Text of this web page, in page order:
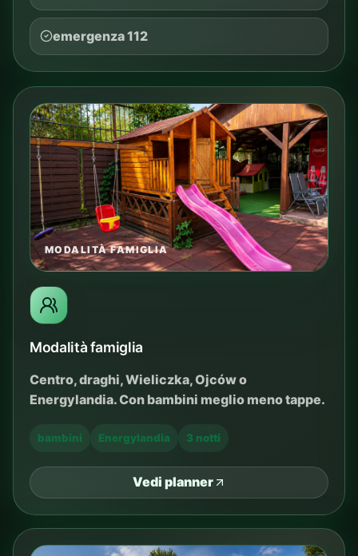
emergenza 112
MODALITÀ FAMIGLIA
Modalità famiglia
Centro, draghi, Wieliczka, Ojców o
Energylandia. Con bambini meglio meno tappe.
bambini Energylandia 3 notti
Vedi planner